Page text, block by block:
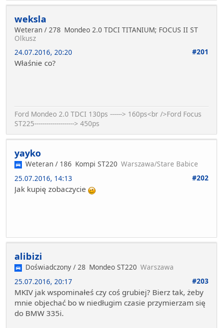
weksla
Weteran / 278 Mondeo 2.0 TDCI TITANIUM; FOCUS II ST
Olkusz
24.07.2016, 20:20
#201
Właśnie co?
Ford Mondeo 2.0 TDCI 130ps ------> 160ps<br />Ford Focus
ST225--------------------> 450ps
yayko
Weteran / 186 Kompi ST220 Warszawa/Stare Babice
25.07.2016, 14:13
#202
Jak kupię zobaczycie
alibizi
Doświadczony / 28 Mondeo ST220 Warszawa
25.07.2016, 20:17
#203
MKIV jak wspominałeś czy coś grubiej? Bierz tak, żeby
mnie objechać bo w niedługim czasie przymierzam się
do BMW 335i.